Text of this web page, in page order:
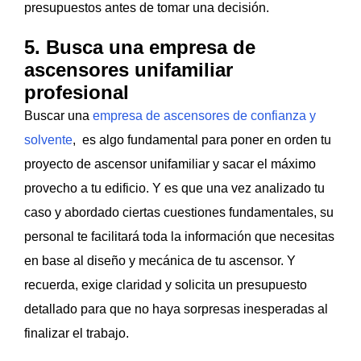
presupuestos antes de tomar una decisión.
5. Busca una empresa de
ascensores unifamiliar
profesional
Buscar una empresa de ascensores de confianza y
solvente, es algo fundamental para poner en orden tu
proyecto de ascensor unifamiliar y sacar el máximo
provecho a tu edificio. Y es que una vez analizado tu
caso y abordado ciertas cuestiones fundamentales, su
personal te facilitará toda la información que necesitas
en base al diseño y mecánica de tu ascensor. Y
recuerda, exige claridad y solicita un presupuesto
detallado para que no haya sorpresas inesperadas al
finalizar el trabajo.